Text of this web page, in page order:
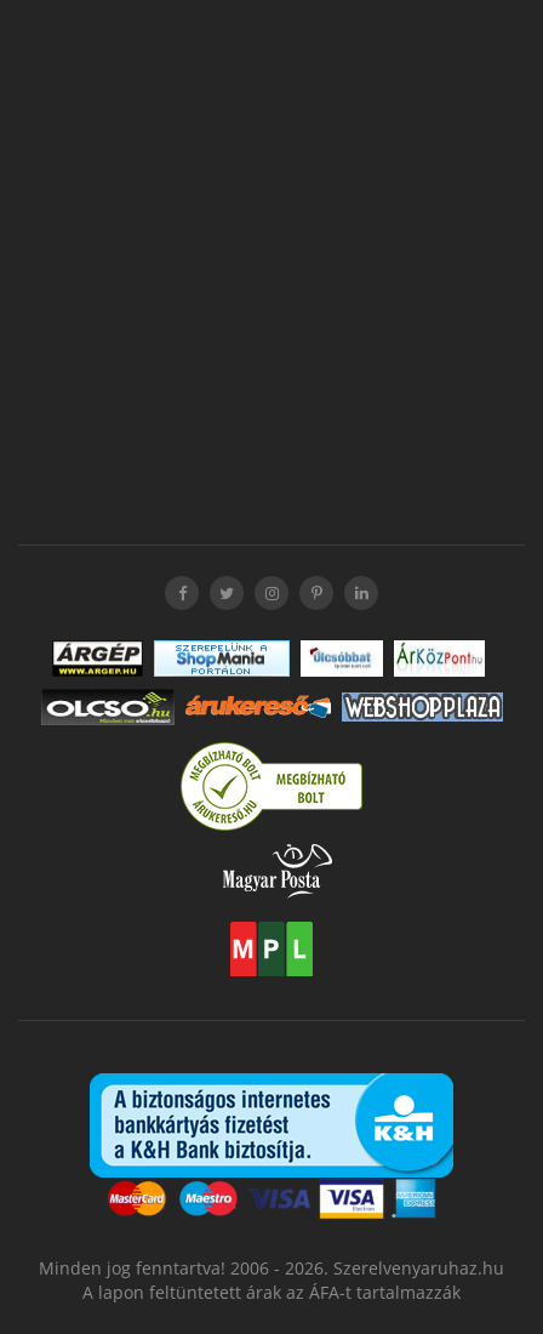
Minden jog fenntartva! 2006 - 2026. Szerelvenyaruhaz.hu
A lapon feltüntetett árak az ÁFA-t tartalmazzák